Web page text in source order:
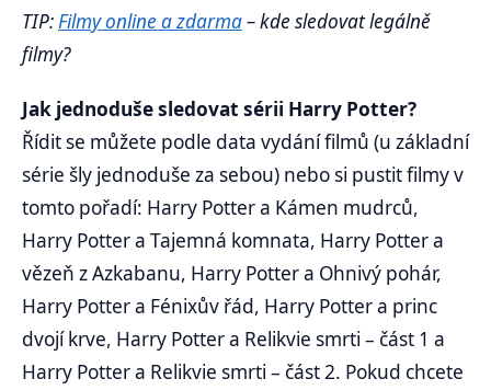
TIP:Filmy online a zdarma– kde sledovat legálně
filmy?
Jak jednoduše sledovat sérii Harry Potter?
Řídit se můžete podle data vydání filmů (u základní
série šly jednoduše za sebou) nebo si pustit filmy v
tomto pořadí: Harry Potter a Kámen mudrců,
Harry Potter a Tajemná komnata, Harry Potter a
vězeň z Azkabanu, Harry Potter a Ohnivý pohár,
Harry Potter a Fénixův řád, Harry Potter a princ
dvojí krve, Harry Potter a Relikvie smrti – část 1 a
Harry Potter a Relikvie smrti – část 2. Pokud chcete